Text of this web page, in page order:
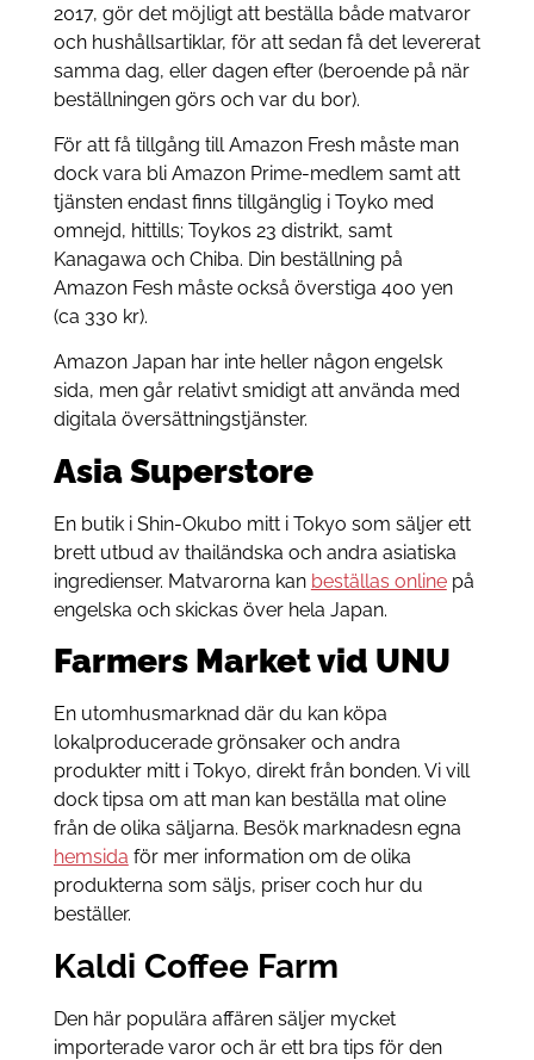
2017, gör det möjligt att beställa både matvaror
och hushållsartiklar, för att sedan få det levererat
samma dag, eller dagen efter (beroende på när
beställningen görs och var du bor).
För att få tillgång till Amazon Fresh måste man
dock vara bli Amazon Prime-medlem samt att
tjänsten endast finns tillgänglig i Toyko med
omnejd, hittills; Toykos 23 distrikt, samt
Kanagawa och Chiba. Din beställning på
Amazon Fesh måste också överstiga 400 yen
(ca 330 kr).
Amazon Japan har inte heller någon engelsk
sida, men går relativt smidigt att använda med
digitala översättningstjänster.
Asia Superstore
En butik i Shin-Okubo mitt i Tokyo som säljer ett
brett utbud av thailändska och andra asiatiska
ingredienser. Matvarorna kan beställas onlinepå
engelska och skickas över hela Japan.
Farmers Market vid UNU
En utomhusmarknad där du kan köpa
lokalproducerade grönsaker och andra
produkter mitt i Tokyo, direkt från bonden. Vi vill
dock tipsa om att man kan beställa mat oline
från de olika säljarna. Besök marknadesn egna
hemsida för mer information om de olika
produkterna som säljs, priser coch hur du
beställer.
Kaldi Coffee Farm
Den här populära affären säljer mycket
importerade varor och är ett bra tips för den